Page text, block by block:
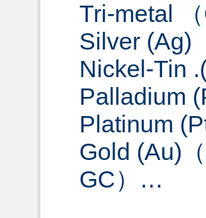
Tri-metal
（
Silver (Ag)
Nickel-Tin
Palladium
Platinum
Gold (Au) （
GC） …